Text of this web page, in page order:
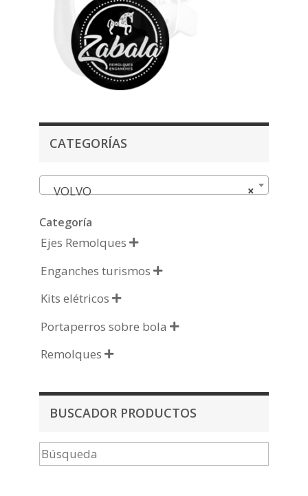
CATEGORÍAS
×
VOLVO
Categoría
Ejes Remolques 
Enganches turismos 
Kits elétricos 
Portaperros sobre bola 
Remolques 
BUSCADOR PRODUCTOS